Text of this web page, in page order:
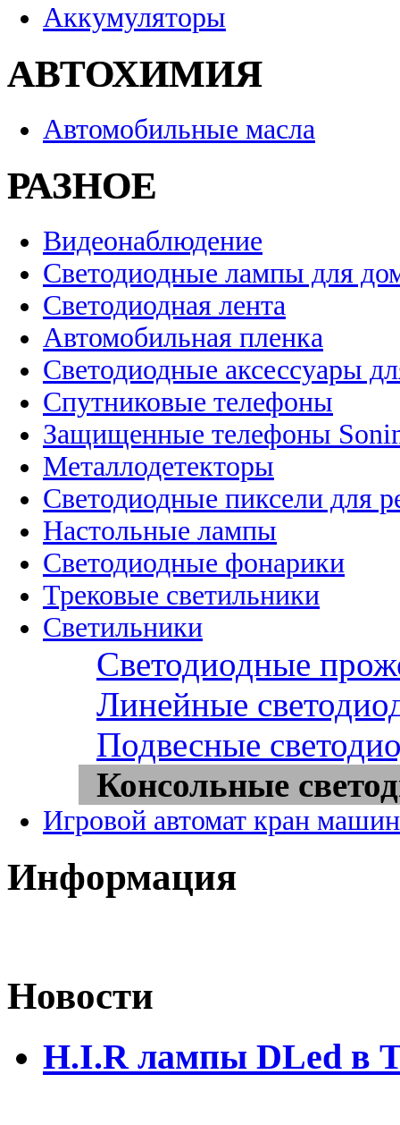
Аккумуляторы
АВТОХИМИЯ
Автомобильные масла
РАЗНОЕ
Видеонаблюдение
Светодиодные лампы для
Светодиодная лента
Автомобильная пленка
Светодиодные аксессуары
Спутниковые телефоны
Защищенные телефоны
Металлодетекторы
Светодиодные пиксели для
Настольные лампы
Светодиодные фонарики
Трековые светильники
Светильники
Светодиодные
Линейные
Подвесные
Консольные
Игровой автомат кран
Информация
Новости
H.I.R лампы DLed в